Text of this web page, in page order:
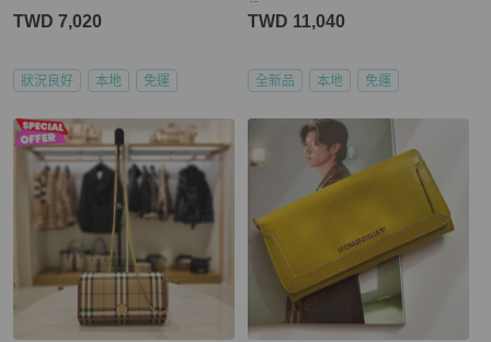
TWD 7,020
狀況良好 本地 免運
TWD 11,040
全新品 本地 免運